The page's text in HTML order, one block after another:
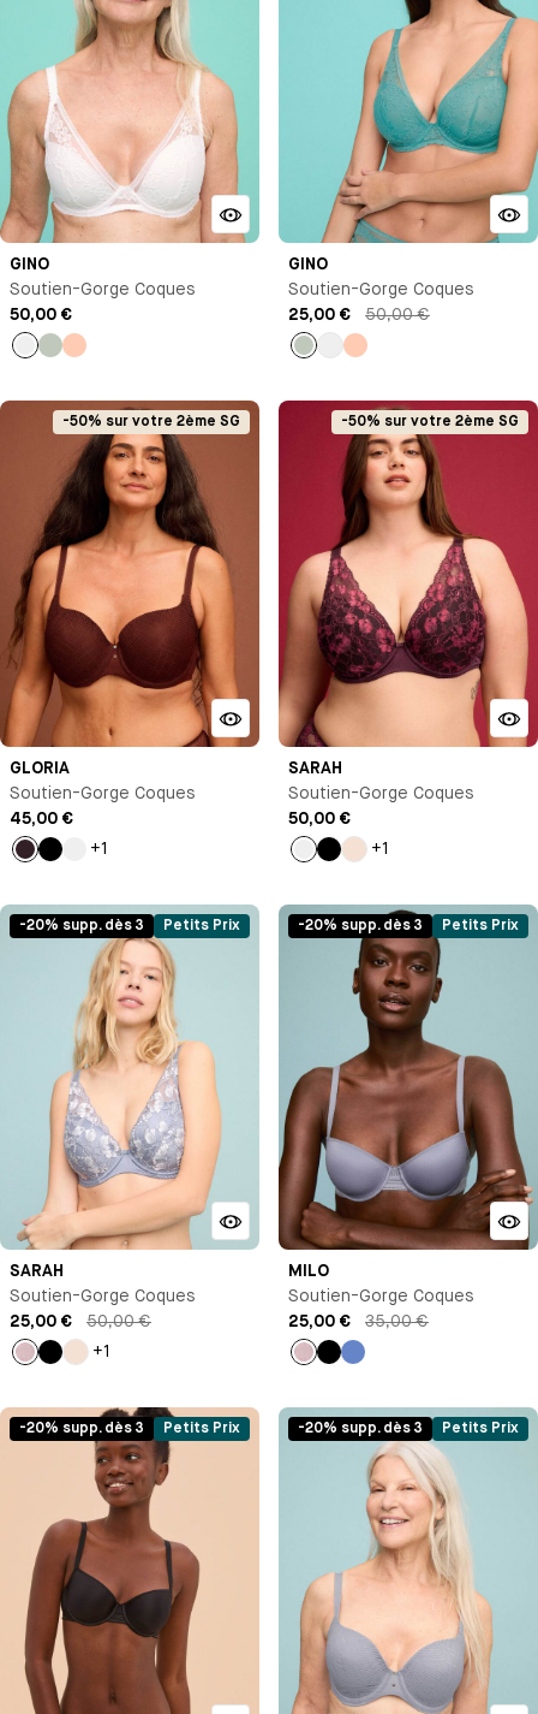
GINO
Soutien-Gorge Coques
50,00 €
GINO
Soutien-Gorge Coques
25,00 €
50,00 €
-50% sur votre 2ème SG
GLORIA
Soutien-Gorge Coques
45,00 €
Marron
+1
-50% sur votre 2ème SG
SARAH
Soutien-Gorge Coques
50,00 €
Lie
NoirMilk
+1
-20% supp. dès 3 Petits Prix
SARAH
Soutien-Gorge Coques
25,00 €
50,00 €
Bleu NoirMilk
+1
-20% supp. dès 3 Petits Prix
MILO
Soutien-Gorge Coques
25,00 €
35,00 €
Bleu
-20% supp. dès 3 Petits Prix -20% supp. dès 3 Petits Prix